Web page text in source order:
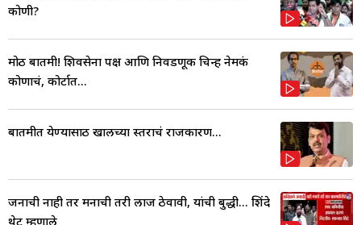
कोणी?
मोठी बातमी! शिवसेना पक्ष आणि निवडणूक चिन्ह नेमकं
कोणाचं, कोर्टात...
बातमीत येण्यासाठी खालच्या स्तराचं राजकारण...
जनाची नाही तर मनाची तरी लाज ठेवावी, यांची बुद्धी... शिंदे
थेट म्हणाले